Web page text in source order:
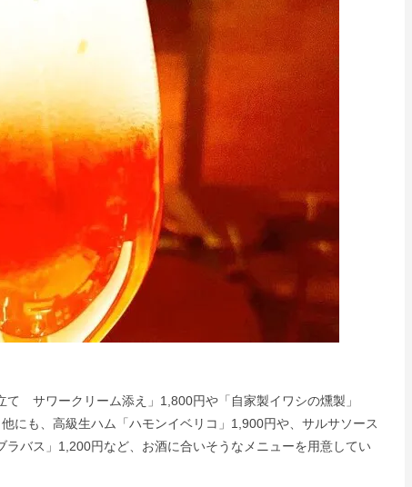
サワークリーム添え」1,800円や「自家製イワシの燻製」
にも、高級生ハム「ハモンイベリコ」1,900円や、サルサソース
バス」1,200円など、お酒に合いそうなメニューを用意してい